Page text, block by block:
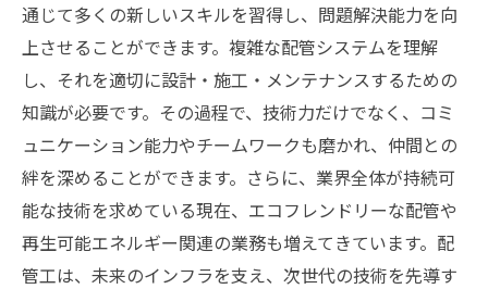
通じて多くの新しいスキルを習得し、問題解決能力を向
上させることができます。複雑な配管システムを理解
し、それを適切に設計・施工・メンテナンスするための
知識が必要です。その過程で、技術力だけでなく、コミ
ュニケーション能力やチームワークも磨かれ、仲間との
絆を深めることができます。さらに、業界全体が持続可
能な技術を求めている現在、エコフレンドリーな配管や
再生可能エネルギー関連の業務も増えてきています。配
管工は、未来のインフラを支え、次世代の技術を先導す